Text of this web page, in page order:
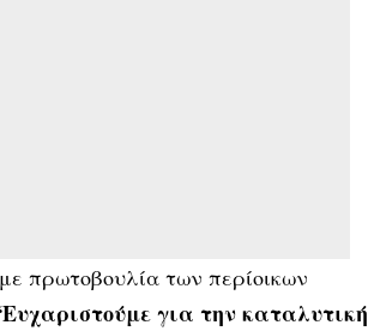
πρωτοβουλία των περίοικων
για την καταλυτική